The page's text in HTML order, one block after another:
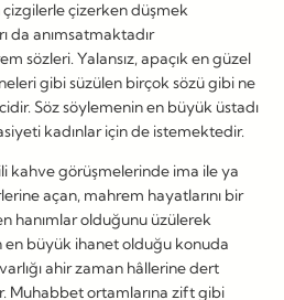
çizgilerle çizerken düşmek
da anımsatmaktadır
sözleri. Yalansız, apaçık en güzel
gibi süzülen birçok sözü gibi ne
Söz söylemenin en büyük üstadı
kadınlar için de istemektedir.
kahve görüşmelerinde ima ile ya
açan, mahrem hayatlarını bir
hanımlar olduğunu üzülerek
en büyük ihanet olduğu konuda
ahir zaman hâllerine dert
Muhabbet ortamlarına zift gibi